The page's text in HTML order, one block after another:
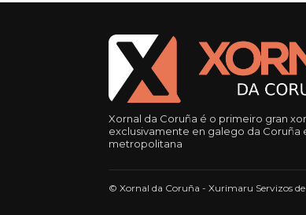
Xornal da Coruña é o primeiro gran
exclusivamente en galego da Coruña
metropolitana
© Xornal da Coruña - Xurimaru Servizos